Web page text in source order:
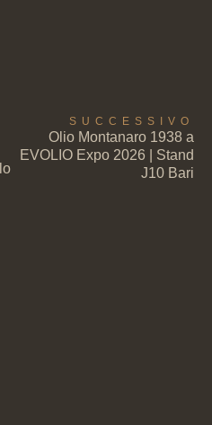
SUCCESSIVO
Olio Montanaro 1938 a
EVOLIO Expo 2026 | Stand
J10 Bari